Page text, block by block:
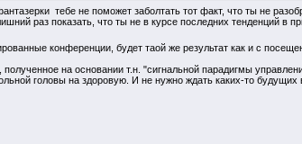
тебе не поможет заболтать тот факт, что ты не
раз показать, что ты не в курсе последних тенденций в
конференции, будет таой же результат как и с
на основании т.н. "сигнальной парадигмы
головы на здоровую. И не нужно ждать каких-то